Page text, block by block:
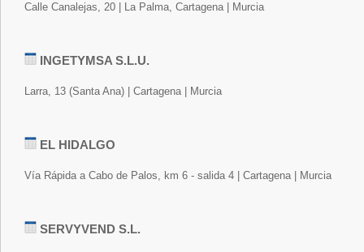
Calle Canalejas, 20 | La Palma, Cartagena | Murcia
INGETYMSA S.L.U.
Larra, 13 (Santa Ana) | Cartagena | Murcia
EL HIDALGO
Vía Rápida a Cabo de Palos, km 6 - salida 4 | Cartagena | Murcia
SERVYVEND S.L.